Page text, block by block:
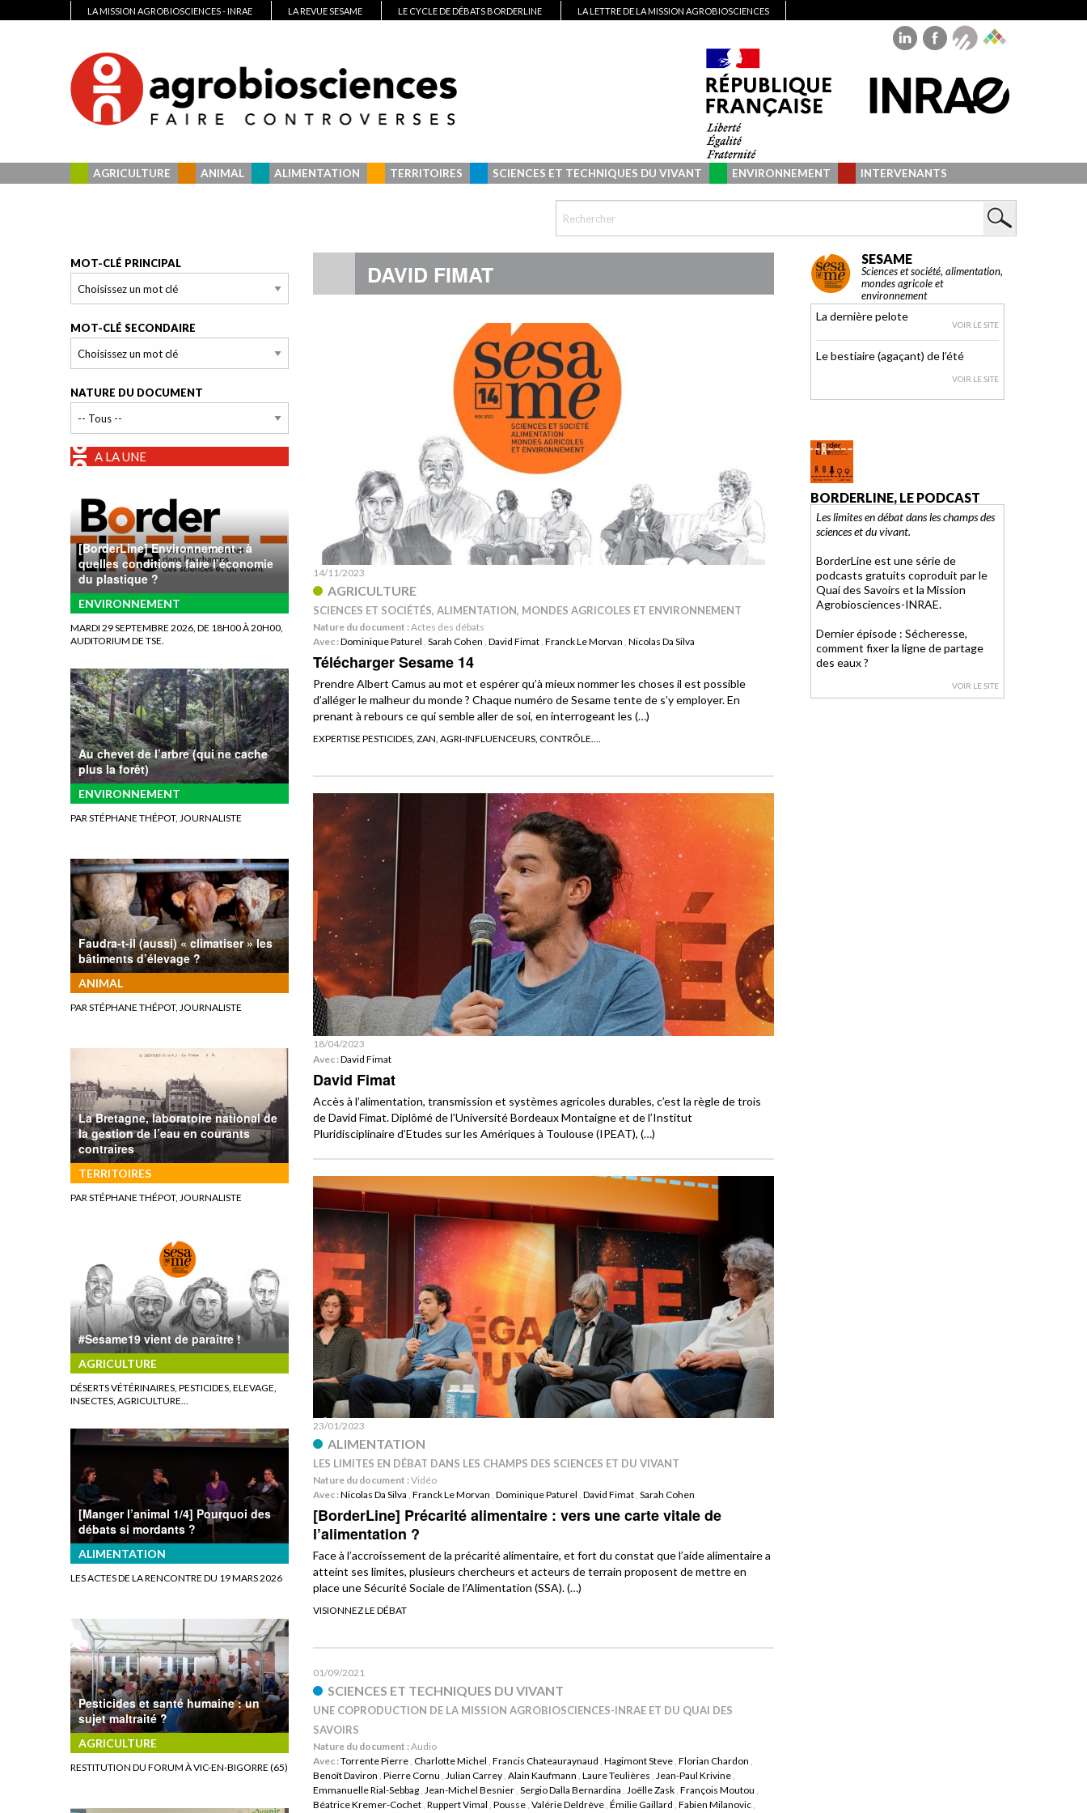
LA MISSION AGROBIOSCIENCES - INRAE LA REVUE SESAME LE CYCLE DE DÉBATS BORDERLINE LA LETTRE DE LA MISSION AGROBIOSCIENCES
AGRICULTURE ANIMAL ALIMENTATION TERRITOIRES SCIENCES ET TECHNIQUES DU VIVANT ENVIRONNEMENT INTERVENANTS
DAVID FIMAT
14/11/2023
AGRICULTURE
SCIENCES ET SOCIÉTÉS, ALIMENTATION, MONDES AGRICOLES ET ENVIRONNEMENT
Nature du document :Actes des débats
Avec :Dominique Paturel , Sarah Cohen , David Fimat , Franck Le Morvan , Nicolas Da Silva
Télécharger Sesame 14
Prendre Albert Camus au mot et espérer qu’à mieux nommer les choses il est possible
d’alléger le malheur du monde ? Chaque numéro de Sesame tente de s’y employer. En
prenant à rebours ce qui semble aller de soi, en interrogeant les (…)
EXPERTISE PESTICIDES, ZAN, AGRI-INFLUENCEURS, CONTRÔLE....
18/04/2023
Avec :David Fimat
David Fimat
Accès à l’alimentation, transmission et systèmes agricoles durables, c’est la règle de trois
de David Fimat. Diplômé de l’Université Bordeaux Montaigne et de l’Institut
Pluridisciplinaire d’Etudes sur les Amériques à Toulouse (IPEAT), (…)
23/01/2023
ALIMENTATION
LES LIMITES EN DÉBAT DANS LES CHAMPS DES SCIENCES ET DU VIVANT
Nature du document :Vidéo
Avec :Nicolas Da Silva Franck Le Morvan Dominique Paturel David Fimat Sarah Cohen
[BorderLine] Précarité alimentaire : vers une carte vitale de
l’alimentation ?
Face à l’accroissement de la précarité alimentaire, et fort du constat que l’aide alimentaire a
atteint ses limites, plusieurs chercheurs et acteurs de terrain proposent de mettre en
place une Sécurité Sociale de l’Alimentation (SSA). (…)
VISIONNEZ LE DÉBAT
01/09/2021
SCIENCES ET TECHNIQUES DU VIVANT
UNE COPRODUCTION DE LA MISSION AGROBIOSCIENCES-INRAE ET DU QUAI DES
SAVOIRS
Nature du document :Audio
Avec :Torrente Pierre Charlotte Michel Francis Chateauraynaud Hagimont Steve Florian Chardon
Benoît Daviron Pierre Cornu Julian Carrey Alain Kaufmann Laure Teulières Jean-Paul Krivine
Emmanuelle Rial-Sebbag Jean-Michel Besnier Sergio Dalla Bernardina Joëlle Zask François Moutou
Béatrice Kremer-Cochet Ruppert Vimal Pousse Valérie Deldrève Émilie Gaillard Fabien Milanovic
MOT-CLÉ PRINCIPAL
MOT-CLÉ SECONDAIRE
NATURE DU DOCUMENT
A LA UNE
[BorderLine] Environnement : à
quelles conditions faire l’économie
du plastique ?
ENVIRONNEMENT
MARDI 29 SEPTEMBRE 2026, DE 18H00 À 20H00,
AUDITORIUM DE TSE.
Au chevet de l’arbre (qui ne cache
plus la forêt)
ENVIRONNEMENT
PAR STÉPHANE THÉPOT, JOURNALISTE
Faudra-t-il (aussi) « climatiser » les
bâtiments d’élevage ?
ANIMAL
PAR STÉPHANE THÉPOT, JOURNALISTE
La Bretagne, laboratoire national de
la gestion de l’eau en courants
contraires
TERRITOIRES
PAR STÉPHANE THÉPOT, JOURNALISTE
#Sesame19 vient de paraître !
AGRICULTURE
DÉSERTS VÉTÉRINAIRES, PESTICIDES, ELEVAGE,
INSECTES, AGRICULTURE…
[Manger l’animal 1/4] Pourquoi des
débats si mordants ?
ALIMENTATION
LES ACTES DE LA RENCONTRE DU 19 MARS 2026
Pesticides et santé humaine : un
sujet maltraité ?
AGRICULTURE
RESTITUTION DU FORUM À VIC-EN-BIGORRE (65)
SESAME
Sciences et société, alimentation,
mondes agricole et
environnement
La dernière pelote
VOIR LE SITE
Le bestiaire (agaçant) de l’été
VOIR LE SITE
BORDERLINE, LE PODCAST
Les limites en débat dans les champs des
sciences et du vivant.
BorderLine est une série de
podcasts gratuits coproduit par le
Quai des Savoirs et la Mission
Agrobiosciences-INRAE.
Dernier épisode : Sécheresse,
comment fixer la ligne de partage
des eaux ?
VOIR LE SITE